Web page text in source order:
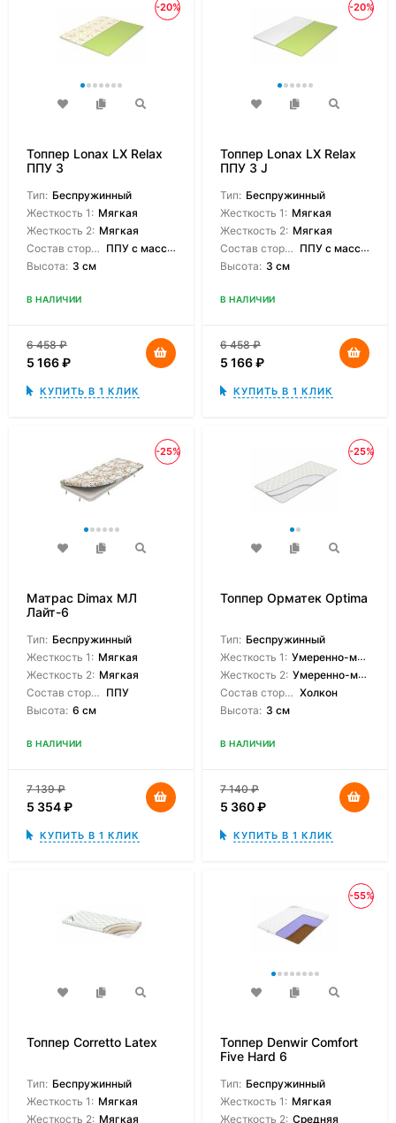
-20%
Топпер Lonax LX Relax
ППУ 3
Тип: Беспружинный
Жесткость 1: Мягкая
Жесткость 2: Мягкая
Состав сторон: ППУ с массажным эффектом
Высота: 3 см
В НАЛИЧИИ
6 458₽
5 166₽
КУПИТЬ В 1 КЛИК
-20%
Топпер Lonax LX Relax
ППУ 3 J
Тип: Беспружинный
Жесткость 1: Мягкая
Жесткость 2: Мягкая
Состав сторон: ППУ с массажным эффектом
Высота: 3 см
В НАЛИЧИИ
6 458₽
5 166₽
КУПИТЬ В 1 КЛИК
-25%
Матрас Dimax МЛ
Лайт-6
Тип: Беспружинный
Жесткость 1: Мягкая
Жесткость 2: Мягкая
Состав сторон: ППУ
Высота: 6 см
В НАЛИЧИИ
7 139₽
5 354₽
КУПИТЬ В 1 КЛИК
-25%
Топпер Орматек Optima
Тип: Беспружинный
Жесткость 1: Умеренно-мягкая
Жесткость 2: Умеренно-мягкая
Состав сторон: Холкон
Высота: 3 см
В НАЛИЧИИ
7 140₽
5 360₽
КУПИТЬ В 1 КЛИК
Топпер Corretto Latex
Тип: Беспружинный
Жесткость 1: Мягкая
Жесткость 2: Мягкая
-55%
Топпер Denwir Comfort
Five Hard 6
Тип: Беспружинный
Жесткость 1: Мягкая
Жесткость 2: Средняя